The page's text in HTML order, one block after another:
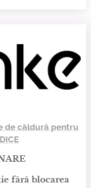
de căldură pentru
fără blocarea